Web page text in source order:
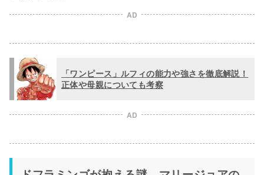
AD
「ワンピース」ルフィの能力や強さを徹底解説！
正体や母親についても考察
AD